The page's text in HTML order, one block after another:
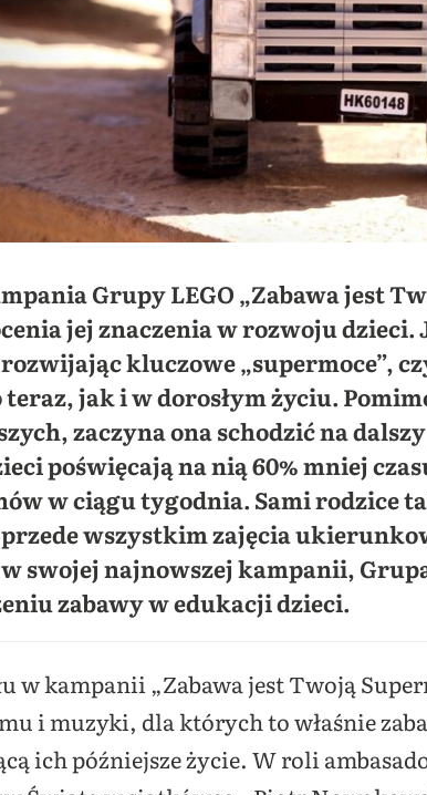
Grupy LEGO „Zabawa jest
jej znaczenia w rozwoju dzieci.
kluczowe „supermoce”,
jak i w dorosłym życiu.
zaczyna ona schodzić na
poświęcają na nią 60% mniej
w ciągu tygodnia. Sami rodzice
wszystkim zajęcia
swojej najnowszej kampanii,
zabawy w edukacji dzieci.
w kampanii „Zabawa jest Twoją
i muzyki, dla których to właśnie
ich późniejsze życie. W roli